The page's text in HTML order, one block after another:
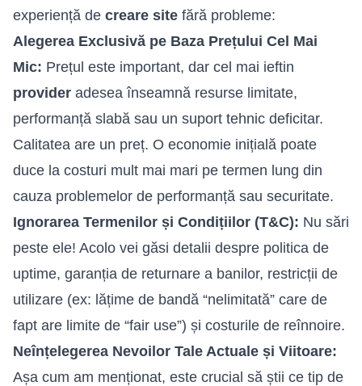
experiență de creare site fără probleme:
Alegerea Exclusivă pe Baza Prețului Cel Mai
Mic: Prețul este important, dar cel mai ieftin
provider adesea înseamnă resurse limitate,
performanță slabă sau un suport tehnic deficitar.
Calitatea are un preț. O economie inițială poate
duce la costuri mult mai mari pe termen lung din
cauza problemelor de performanță sau securitate.
Ignorarea Termenilor și Condițiilor (T&C): Nu sări
peste ele! Acolo vei găsi detalii despre politica de
uptime, garanția de returnare a banilor, restricții de
utilizare (ex: lățime de bandă “nelimitată” care de
fapt are limite de “fair use”) și costurile de reînnoire.
Neînțelegerea Nevoilor Tale Actuale și Viitoare:
Așa cum am menționat, este crucial să știi ce tip de